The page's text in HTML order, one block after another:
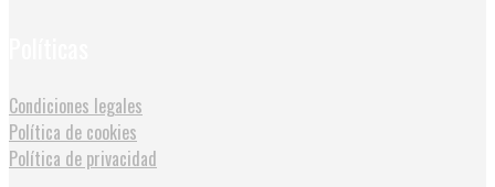
Condiciones legales
Política de cookies
Política de privacidad